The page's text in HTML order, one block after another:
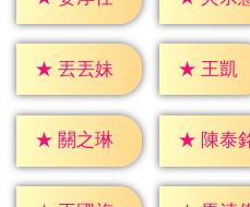
★ 丟丟妹 ★ 王凱
★ 關之琳 ★ 陳泰